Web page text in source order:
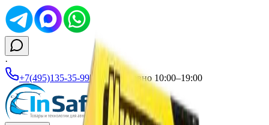
·
+7(495)135-35-99| Ежедневно 10:00–19:00